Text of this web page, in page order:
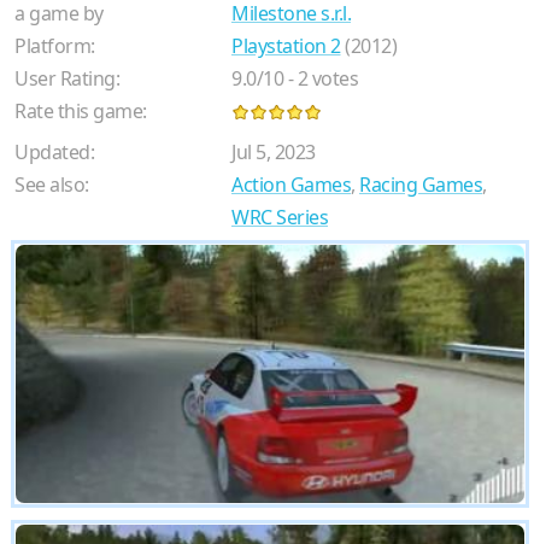
a game by
Milestone s.r.l.
Platform:
Playstation 2(2012)
User Rating:
9.0/10-2votes
Rate this game:
Updated:
Jul 5, 2023
See also:
Action Games, Racing Games,
WRC Series